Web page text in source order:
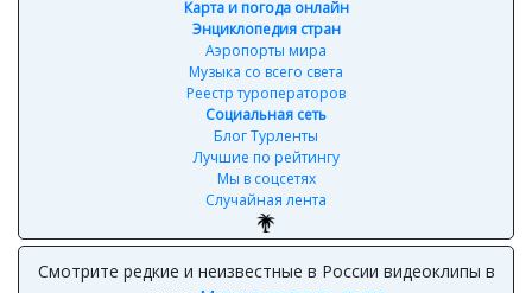
Карта и погода онлайн
Энциклопедия стран
Аэропорты мира
Музыка со всего света
Реестр туроператоров
Социальная сеть
Блог Турленты
Лучшие по рейтингу
Мы в соцсетях
Случайная лента
Смотрите редкие и неизвестные в России видеоклипы в